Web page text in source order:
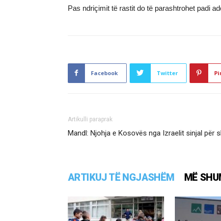
Pas ndriçimit të rastit do të parashtrohet padi
Facebook Twitter
Artikulli paraprak
Mandl: Njohja e Kosovës nga Izraelit sinjal për
ARTIKUJ TË NGJASHËM MË